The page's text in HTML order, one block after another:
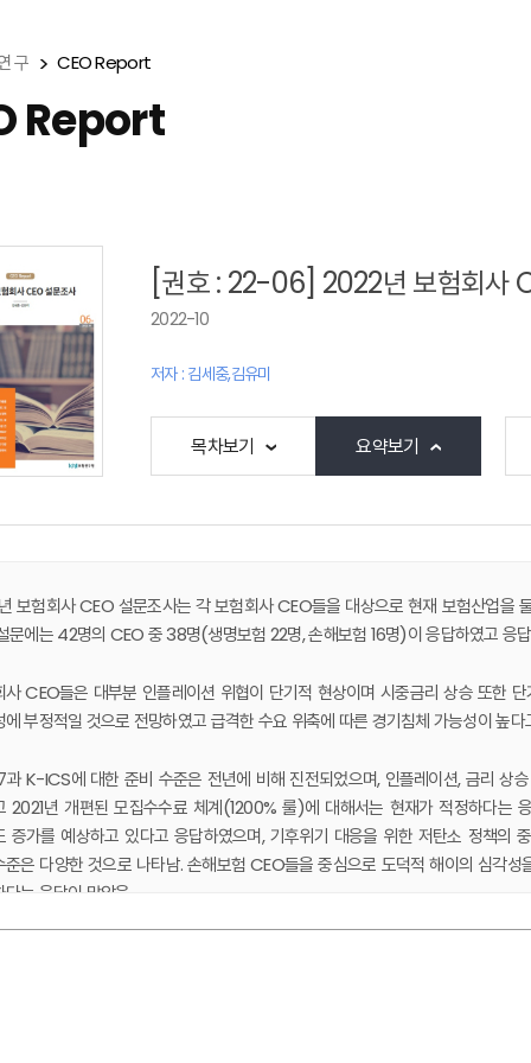
구 CEO Report
Report
[권호 : 22-06] 2022년 보험회사
2022-10
저자 : 김세중,김유미
목차보기 요약보기
보험회사 CEO 설문조사는 각 보험회사 CEO들을 대상으로 현재 보험산업을
문에는 42명의 CEO 중 38명(생명보험 22명, 손해보험 16명)이 응답하였고 응
사 CEO들은 대부분 인플레이션 위협이 단기적 현상이며 시중금리 상승 또한
에 부정적일 것으로 전망하였고 급격한 수요 위축에 따른 경기침체 가능성이 높다
과 K-ICS에 대한 준비 수준은 전년에 비해 진전되었으며, 인플레이션, 금리
2021년 개편된 모집수수료 체계(1200% 룰)에 대해서는 현재가 적정하다는
증가를 예상하고 있다고 응답하였으며, 기후위기 대응을 위한 저탄소 정책
준은 다양한 것으로 나타남. 손해보험 CEO들을 중심으로 도덕적 해이의 심각
다는 응답이 많았음